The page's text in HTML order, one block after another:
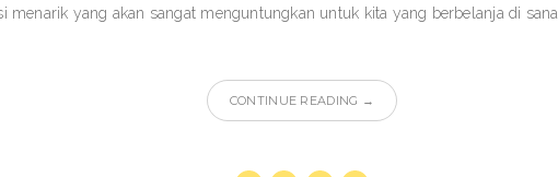
menarik yang akan sangat menguntungkan untuk kita yang berbelanja di sana.
CONTINUE READING →